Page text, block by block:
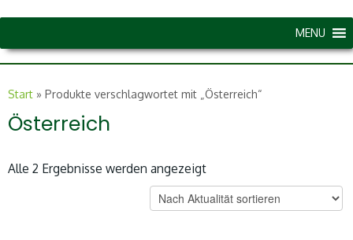
MENU
Start » Produkte verschlagwortet mit „Österreich“
Österreich
Alle 2 Ergebnisse werden angezeigtNach
Aktualität
sortiert